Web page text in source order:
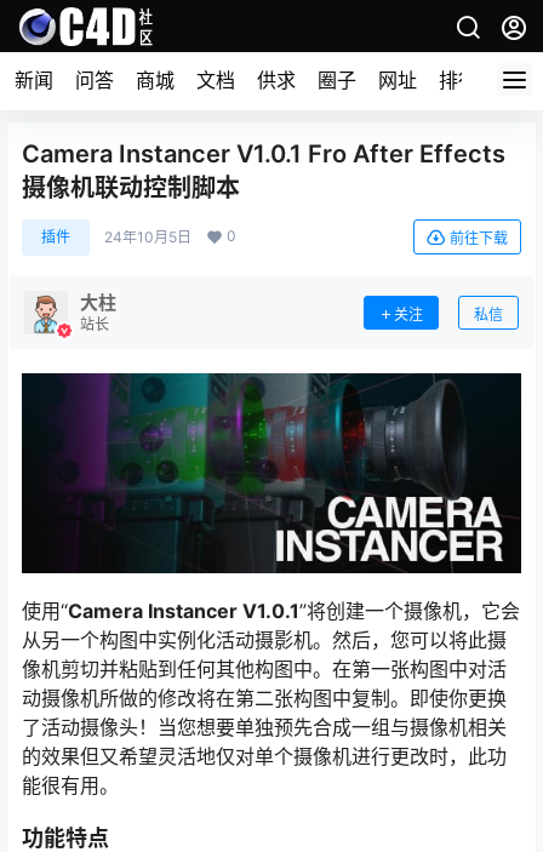
新闻 问答 商城 文档 供求 圈子 网址 排行榜
Camera Instancer V1.0.1 Fro After Effects
摄像机联动控制脚本
插件 24年10月5日 0 前往下载
大柱
站长
关注 私信
使用“Camera Instancer V1.0.1”将创建一个摄像机，它会
从另一个构图中实例化活动摄影机。然后，您可以将此摄
像机剪切并粘贴到任何其他构图中。在第一张构图中对活
动摄像机所做的修改将在第二张构图中复制。即使你更换
了活动摄像头！当您想要单独预先合成一组与摄像机相关
的效果但又希望灵活地仅对单个摄像机进行更改时，此功
能很有用。
功能特点